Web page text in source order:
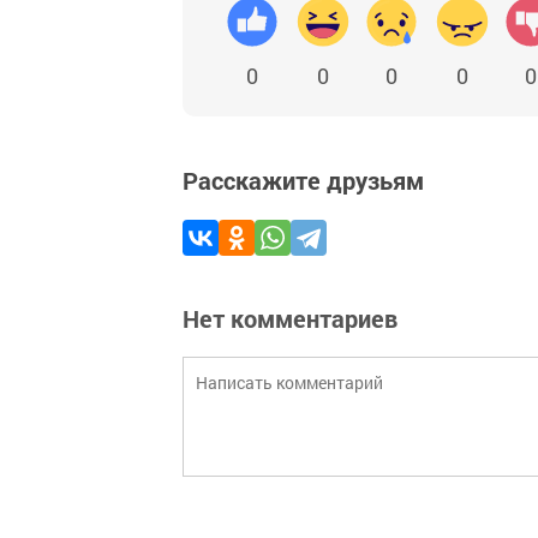
0 0 0 0 0
Расскажите друзьям
Нет комментариев